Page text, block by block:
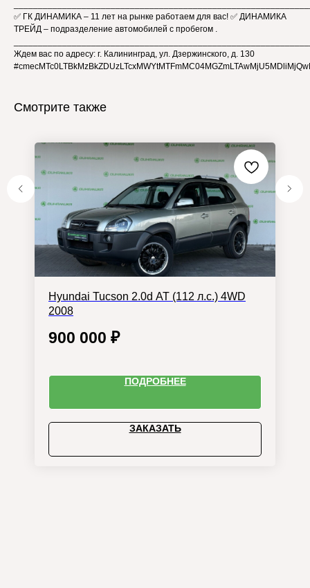
✅ ГК ДИНАМИКА – 11 лет на рынке работаем для вас! ✅ ДИНАМИКА
ТРЕЙД – подразделение автомобилей с пробегом .
Ждем вас по адресу: г. Калининград, ул. Дзержинского, д. 130
Смотрите также
Hyundai Tucson 2.0d AT (112 л.с.) 4WD
2008
900 000 ₽
ПОДРОБНЕЕ
ЗАКАЗАТЬ